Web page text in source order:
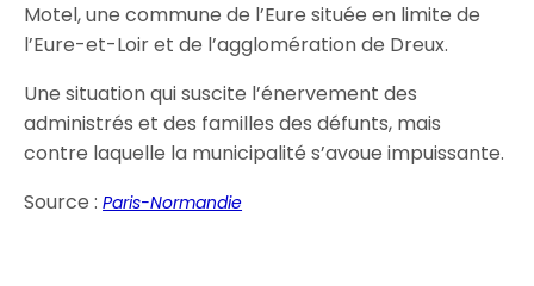
Motel, une commune de l’Eure située en limite de
l’Eure-et-Loir et de l’agglomération de Dreux.
Une situation qui suscite l’énervement des
administrés et des familles des défunts, mais
contre laquelle la municipalité s’avoue impuissante.
Source :Paris-Normandie